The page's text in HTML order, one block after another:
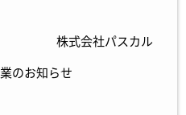
株式会社パスカル
のお知らせ